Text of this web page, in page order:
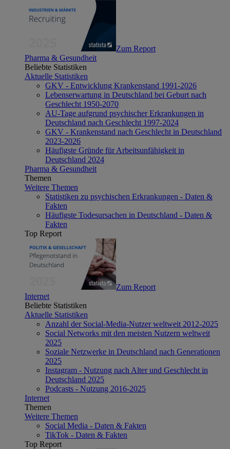
Zum Report
Pharma & Gesundheit
Beliebte Statistiken
Aktuelle Statistiken
GKV - Entwicklung Krankenstand 1991-2026
Lebenserwartung in Deutschland bei Geburt nach
Geschlecht 1950-2070
AU-Tage aufgrund psychischer Erkrankungen in
Deutschland nach Geschlecht 1997-2024
GKV - Krankenstand nach Geschlecht in Deutschland
2023-2026
Häufigste Gründe für Arbeitsunfähigkeit in
Deutschland 2024
Pharma & Gesundheit
Themen
Weitere Themen
Statistiken zu psychischen Erkrankungen - Daten &
Fakten
Häufigste Todesursachen in Deutschland - Daten &
Fakten
Top Report
Zum Report
Internet
Beliebte Statistiken
Aktuelle Statistiken
Anzahl der Social-Media-Nutzer weltweit 2012-2025
Social Networks mit den meisten Nutzern weltweit
2025
Soziale Netzwerke in Deutschland nach Generationen
2025
Instagram - Nutzung nach Alter und Geschlecht in
Deutschland 2025
Podcasts - Nutzung 2016-2025
Internet
Themen
Weitere Themen
Social Media - Daten & Fakten
TikTok - Daten & Fakten
Top Report